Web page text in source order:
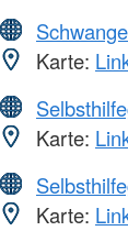
Karte:
Karte:
Karte: